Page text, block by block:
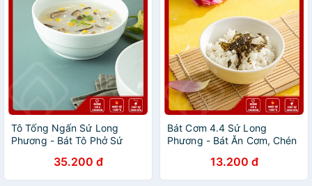
Tô Tống Ngấn Sứ Long
Phương - Bát Tô Phở Sứ
35.200 đ
Bát Cơm 4.4 Sứ Long
Phương - Bát Ăn Cơm, Chén
13.200 đ